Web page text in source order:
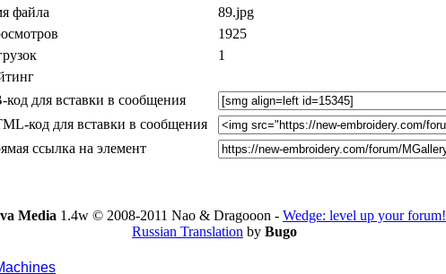
файла
89.jpg
1925
1
код для вставки в сообщения
код для вставки в сообщения
ссылка на элемент
Media 1.4w © 2008-2011 Nao & Dragooon - Wedge: level up your forum!
Russian Translation by Bugo